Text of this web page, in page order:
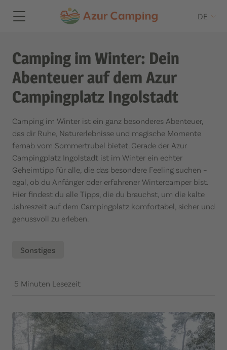
DE
Camping im Winter: Dein
Abenteuer auf dem Azur
Campingplatz Ingolstadt
Camping im Winter ist ein ganz besonderes Abenteuer,
das dir Ruhe, Naturerlebnisse und magische Momente
fernab vom Sommertrubel bietet. Gerade der Azur
Campingplatz Ingolstadt ist im Winter ein echter
Geheimtipp für alle, die das besondere Feeling suchen –
egal, ob du Anfänger oder erfahrener Wintercamper bist.
Hier findest du alle Tipps, die du brauchst, um die kalte
Jahreszeit auf dem Campingplatz komfortabel, sicher und
genussvoll zu erleben.​
Sonstiges
5 Minuten Lesezeit